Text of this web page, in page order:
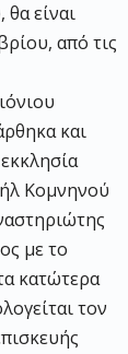
είναι
από τις
και
Κομνηνού
με το
κατώτερα
τον